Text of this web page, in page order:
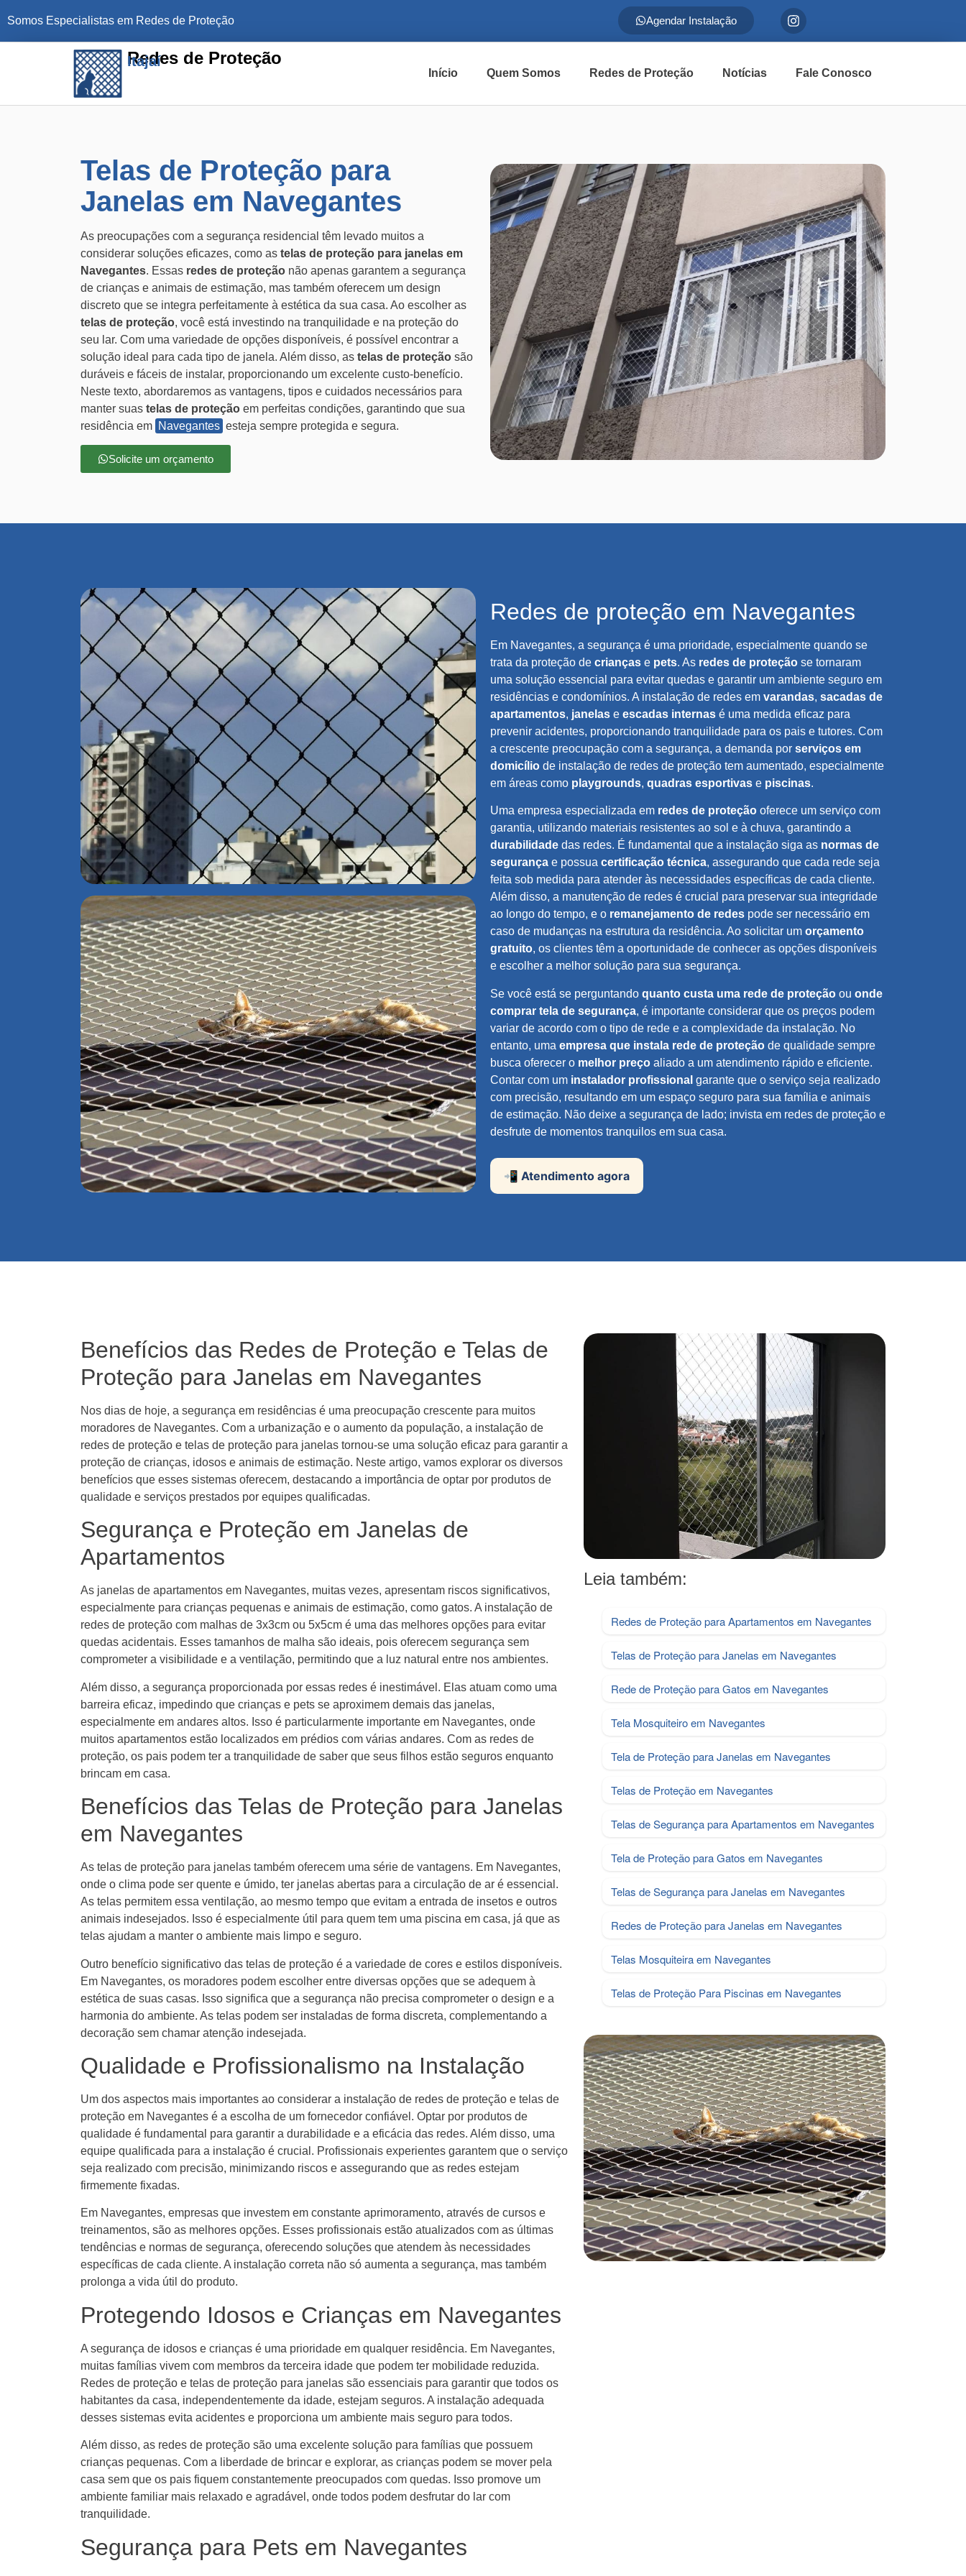
Somos Especialistas em Redes de Proteção Agendar Instalação
Redes de Proteção
Itajaí
Início Quem Somos Redes de Proteção Notícias Fale Conosco
Telas de Proteção para
Janelas em Navegantes
As preocupações com a segurança residencial têm levado muitos a
considerar soluções eficazes, como as telas de proteção para janelas em
Navegantes. Essas redes de proteção não apenas garantem a segurança
de crianças e animais de estimação, mas também oferecem um design
discreto que se integra perfeitamente à estética da sua casa. Ao escolher as
telas de proteção, você está investindo na tranquilidade e na proteção do
seu lar. Com uma variedade de opções disponíveis, é possível encontrar a
solução ideal para cada tipo de janela. Além disso, as telas de proteção são
duráveis e fáceis de instalar, proporcionando um excelente custo-benefício.
Neste texto, abordaremos as vantagens, tipos e cuidados necessários para
manter suas telas de proteção em perfeitas condições, garantindo que sua
residência em Navegantes esteja sempre protegida e segura.
Solicite um orçamento
Redes de proteção em Navegantes
Em Navegantes, a segurança é uma prioridade, especialmente quando se
trata da proteção de crianças e pets. As redes de proteção se tornaram
uma solução essencial para evitar quedas e garantir um ambiente seguro em
residências e condomínios. A instalação de redes em varandas, sacadas de
apartamentos, janelas e escadas internas é uma medida eficaz para
prevenir acidentes, proporcionando tranquilidade para os pais e tutores. Com
a crescente preocupação com a segurança, a demanda por serviços em
domicílio de instalação de redes de proteção tem aumentado, especialmente
em áreas como playgrounds, quadras esportivas e piscinas.
Uma empresa especializada em redes de proteção oferece um serviço com
garantia, utilizando materiais resistentes ao sol e à chuva, garantindo a
durabilidade das redes. É fundamental que a instalação siga as normas de
segurança e possua certificação técnica, assegurando que cada rede seja
feita sob medida para atender às necessidades específicas de cada cliente.
Além disso, a manutenção de redes é crucial para preservar sua integridade
ao longo do tempo, e o remanejamento de redes pode ser necessário em
caso de mudanças na estrutura da residência. Ao solicitar um orçamento
gratuito, os clientes têm a oportunidade de conhecer as opções disponíveis
e escolher a melhor solução para sua segurança.
Se você está se perguntando quanto custa uma rede de proteção ou onde
comprar tela de segurança, é importante considerar que os preços podem
variar de acordo com o tipo de rede e a complexidade da instalação. No
entanto, uma empresa que instala rede de proteção de qualidade sempre
busca oferecer o melhor preço aliado a um atendimento rápido e eficiente.
Contar com um instalador profissional garante que o serviço seja realizado
com precisão, resultando em um espaço seguro para sua família e animais
de estimação. Não deixe a segurança de lado; invista em redes de proteção e
desfrute de momentos tranquilos em sua casa.
📲 Atendimento agora
Benefícios das Redes de Proteção e Telas de
Proteção para Janelas em Navegantes
Nos dias de hoje, a segurança em residências é uma preocupação crescente para muitos
moradores de Navegantes. Com a urbanização e o aumento da população, a instalação de
redes de proteção e telas de proteção para janelas tornou-se uma solução eficaz para garantir a
proteção de crianças, idosos e animais de estimação. Neste artigo, vamos explorar os diversos
benefícios que esses sistemas oferecem, destacando a importância de optar por produtos de
qualidade e serviços prestados por equipes qualificadas.
Segurança e Proteção em Janelas de
Apartamentos
As janelas de apartamentos em Navegantes, muitas vezes, apresentam riscos significativos,
especialmente para crianças pequenas e animais de estimação, como gatos. A instalação de
redes de proteção com malhas de 3x3cm ou 5x5cm é uma das melhores opções para evitar
quedas acidentais. Esses tamanhos de malha são ideais, pois oferecem segurança sem
comprometer a visibilidade e a ventilação, permitindo que a luz natural entre nos ambientes.
Além disso, a segurança proporcionada por essas redes é inestimável. Elas atuam como uma
barreira eficaz, impedindo que crianças e pets se aproximem demais das janelas,
especialmente em andares altos. Isso é particularmente importante em Navegantes, onde
muitos apartamentos estão localizados em prédios com várias andares. Com as redes de
proteção, os pais podem ter a tranquilidade de saber que seus filhos estão seguros enquanto
brincam em casa.
Benefícios das Telas de Proteção para Janelas
em Navegantes
As telas de proteção para janelas também oferecem uma série de vantagens. Em Navegantes,
onde o clima pode ser quente e úmido, ter janelas abertas para a circulação de ar é essencial.
As telas permitem essa ventilação, ao mesmo tempo que evitam a entrada de insetos e outros
animais indesejados. Isso é especialmente útil para quem tem uma piscina em casa, já que as
telas ajudam a manter o ambiente mais limpo e seguro.
Outro benefício significativo das telas de proteção é a variedade de cores e estilos disponíveis.
Em Navegantes, os moradores podem escolher entre diversas opções que se adequem à
estética de suas casas. Isso significa que a segurança não precisa comprometer o design e a
harmonia do ambiente. As telas podem ser instaladas de forma discreta, complementando a
decoração sem chamar atenção indesejada.
Qualidade e Profissionalismo na Instalação
Um dos aspectos mais importantes ao considerar a instalação de redes de proteção e telas de
proteção em Navegantes é a escolha de um fornecedor confiável. Optar por produtos de
qualidade é fundamental para garantir a durabilidade e a eficácia das redes. Além disso, uma
equipe qualificada para a instalação é crucial. Profissionais experientes garantem que o serviço
seja realizado com precisão, minimizando riscos e assegurando que as redes estejam
firmemente fixadas.
Em Navegantes, empresas que investem em constante aprimoramento, através de cursos e
treinamentos, são as melhores opções. Esses profissionais estão atualizados com as últimas
tendências e normas de segurança, oferecendo soluções que atendem às necessidades
específicas de cada cliente. A instalação correta não só aumenta a segurança, mas também
prolonga a vida útil do produto.
Protegendo Idosos e Crianças em Navegantes
A segurança de idosos e crianças é uma prioridade em qualquer residência. Em Navegantes,
muitas famílias vivem com membros da terceira idade que podem ter mobilidade reduzida.
Redes de proteção e telas de proteção para janelas são essenciais para garantir que todos os
habitantes da casa, independentemente da idade, estejam seguros. A instalação adequada
desses sistemas evita acidentes e proporciona um ambiente mais seguro para todos.
Além disso, as redes de proteção são uma excelente solução para famílias que possuem
crianças pequenas. Com a liberdade de brincar e explorar, as crianças podem se mover pela
casa sem que os pais fiquem constantemente preocupados com quedas. Isso promove um
ambiente familiar mais relaxado e agradável, onde todos podem desfrutar do lar com
tranquilidade.
Segurança para Pets em Navegantes
Leia também:
Redes de Proteção para Apartamentos em Navegantes
Telas de Proteção para Janelas em Navegantes
Rede de Proteção para Gatos em Navegantes
Tela Mosquiteiro em Navegantes
Tela de Proteção para Janelas em Navegantes
Telas de Proteção em Navegantes
Telas de Segurança para Apartamentos em Navegantes
Tela de Proteção para Gatos em Navegantes
Telas de Segurança para Janelas em Navegantes
Redes de Proteção para Janelas em Navegantes
Telas Mosquiteira em Navegantes
Telas de Proteção Para Piscinas em Navegantes